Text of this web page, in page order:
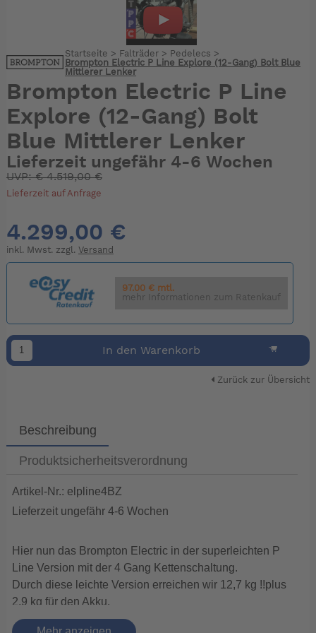
Startseite > Falträder > Pedelecs >
Brompton Electric P Line Explore (12-Gang) Bolt Blue
Mittlerer Lenker
Brompton Electric P Line
Explore (12-Gang) Bolt
Blue Mittlerer Lenker
Lieferzeit ungefähr 4-6 Wochen
UVP:€4.519,00 €
Lieferzeit auf Anfrage
4.299,00 €
inkl. Mwst. zzgl. Versand
97.00 € mtl.
mehr Informationen zum Ratenkauf
In den Warenkorb
Zurück zur Übersicht
Beschreibung
Produktsicherheitsverordnung
Artikel-Nr.: elpline4BZ
Lieferzeit ungefähr 4-6 Wochen
Hier nun das Brompton Electric in der superleichten P
Line Version mit der 4 Gang Kettenschaltung.
Durch diese leichte Version erreichen wir 12,7 kg !!plus
2,9 kg für den Akku.
So kann man sehr einfach den Akku über die Schulter